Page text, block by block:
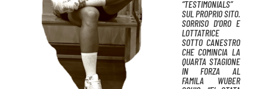
“TESTIMONIALS”
SUL PROPRIO SITO.
SORRISO D’ORO E
LOTTATRICE
SOTTO CANESTRO
CHE COMINCIA LA
QUARTA STAGIONE
IN FORZA AL
FAMILA WUBER